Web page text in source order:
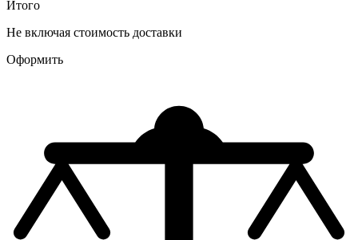
Итого
Не включая стоимость доставки
Оформить